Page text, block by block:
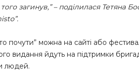
загинув,” – поділилася Тетяна
почути” можна на сайті або
видання йдуть на підтримки
людей.